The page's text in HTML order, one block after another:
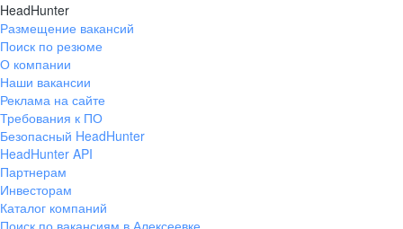
HeadHunter
Размещение вакансий
Поиск по резюме
О компании
Наши вакансии
Реклама на сайте
Требования к ПО
Безопасный HeadHunter
HeadHunter API
Партнерам
Инвесторам
Каталог компаний